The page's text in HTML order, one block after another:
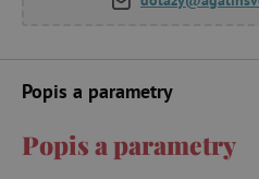
Popis a parametry
Popis a parametry